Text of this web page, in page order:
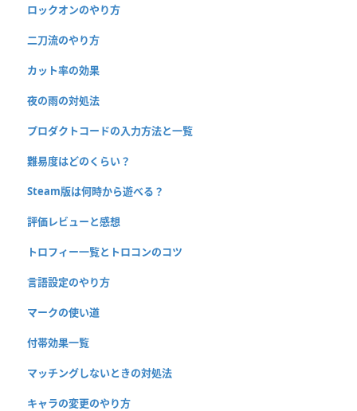
ロックオンのやり方
二刀流のやり方
カット率の効果
夜の雨の対処法
プロダクトコードの入力方法と一覧
難易度はどのくらい？
Steam版は何時から遊べる？
評価レビューと感想
トロフィー一覧とトロコンのコツ
言語設定のやり方
マークの使い道
付帯効果一覧
マッチングしないときの対処法
キャラの変更のやり方